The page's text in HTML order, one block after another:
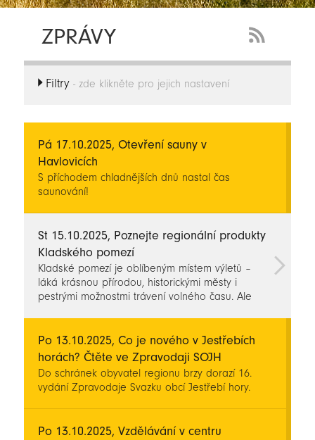
ZPRÁVY
Feed
Filtry- zde klikněte pro jejich nastavení
Pá 17.10.2025, Otevření sauny v
Havlovicích
S příchodem chladnějších dnů nastal čas
saunování!
St 15.10.2025, Poznejte regionální produkty
Kladského pomezí
Kladské pomezí je oblíbeným místem výletů –
láká krásnou přírodou, historickými městy i
pestrými možnostmi trávení volného času. Ale
všem kolem sebe.
Po 13.10.2025, Co je nového v Jestřebích
horách? Čtěte ve Zpravodaji SOJH
Do schránek obyvatel regionu brzy dorazí 16.
vydání Zpravodaje Svazku obcí Jestřebí hory.
Po 13.10.2025, Vzdělávání v centru